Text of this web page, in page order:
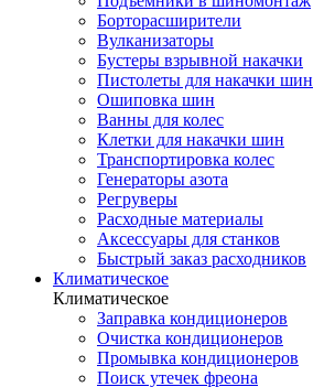
Борторасширители
Вулканизаторы
Бустеры взрывной накачки
Пистолеты для накачки шин
Ошиповка шин
Ванны для колес
Клетки для накачки шин
Транспортировка колес
Генераторы азота
Регруверы
Расходные материалы
Аксессуары для станков
Быстрый заказ расходников
Климатическое
Климатическое
Заправка кондиционеров
Очистка кондиционеров
Промывка кондиционеров
Поиск утечек фреона